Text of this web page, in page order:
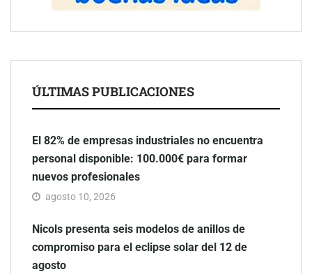
ÚLTIMAS PUBLICACIONES
El 82% de empresas industriales no encuentra
personal disponible: 100.000€ para formar
nuevos profesionales
agosto 10, 2026
Nicols presenta seis modelos de anillos de
compromiso para el eclipse solar del 12 de
agosto